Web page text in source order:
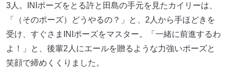
3人。INIポーズをとる許と田島の手元を見たカイリーは、
「（そのポーズ）どうやるの？」と、2人から手ほどきを
受け、すぐさまINIポーズをマスター。「一緒に前進するわ
よ！」と、後輩2人にエールを贈るような力強いポーズと
笑顔で締めくくりました。